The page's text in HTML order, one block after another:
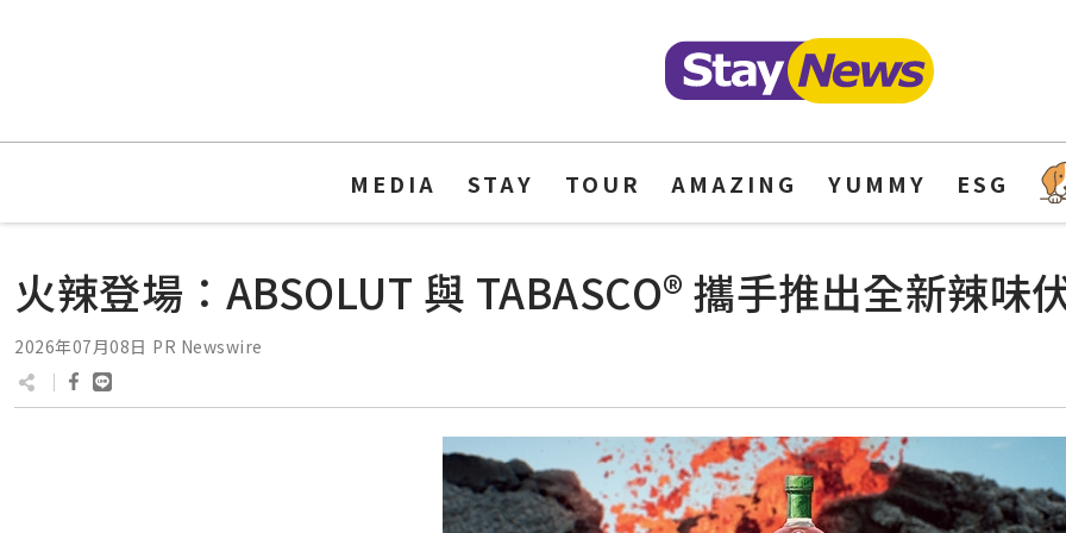
MEDIA STAY TOUR AMAZING YUMMY ESG
火辣登場：ABSOLUT 與 TABASCO® 攜手推出全新辣味
2026年07月08日 PR Newswire